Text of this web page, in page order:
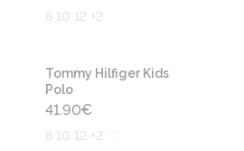
8 10 12 +2
Tommy Hilfiger Kids
Polo
41.90€
8 10 12 +2